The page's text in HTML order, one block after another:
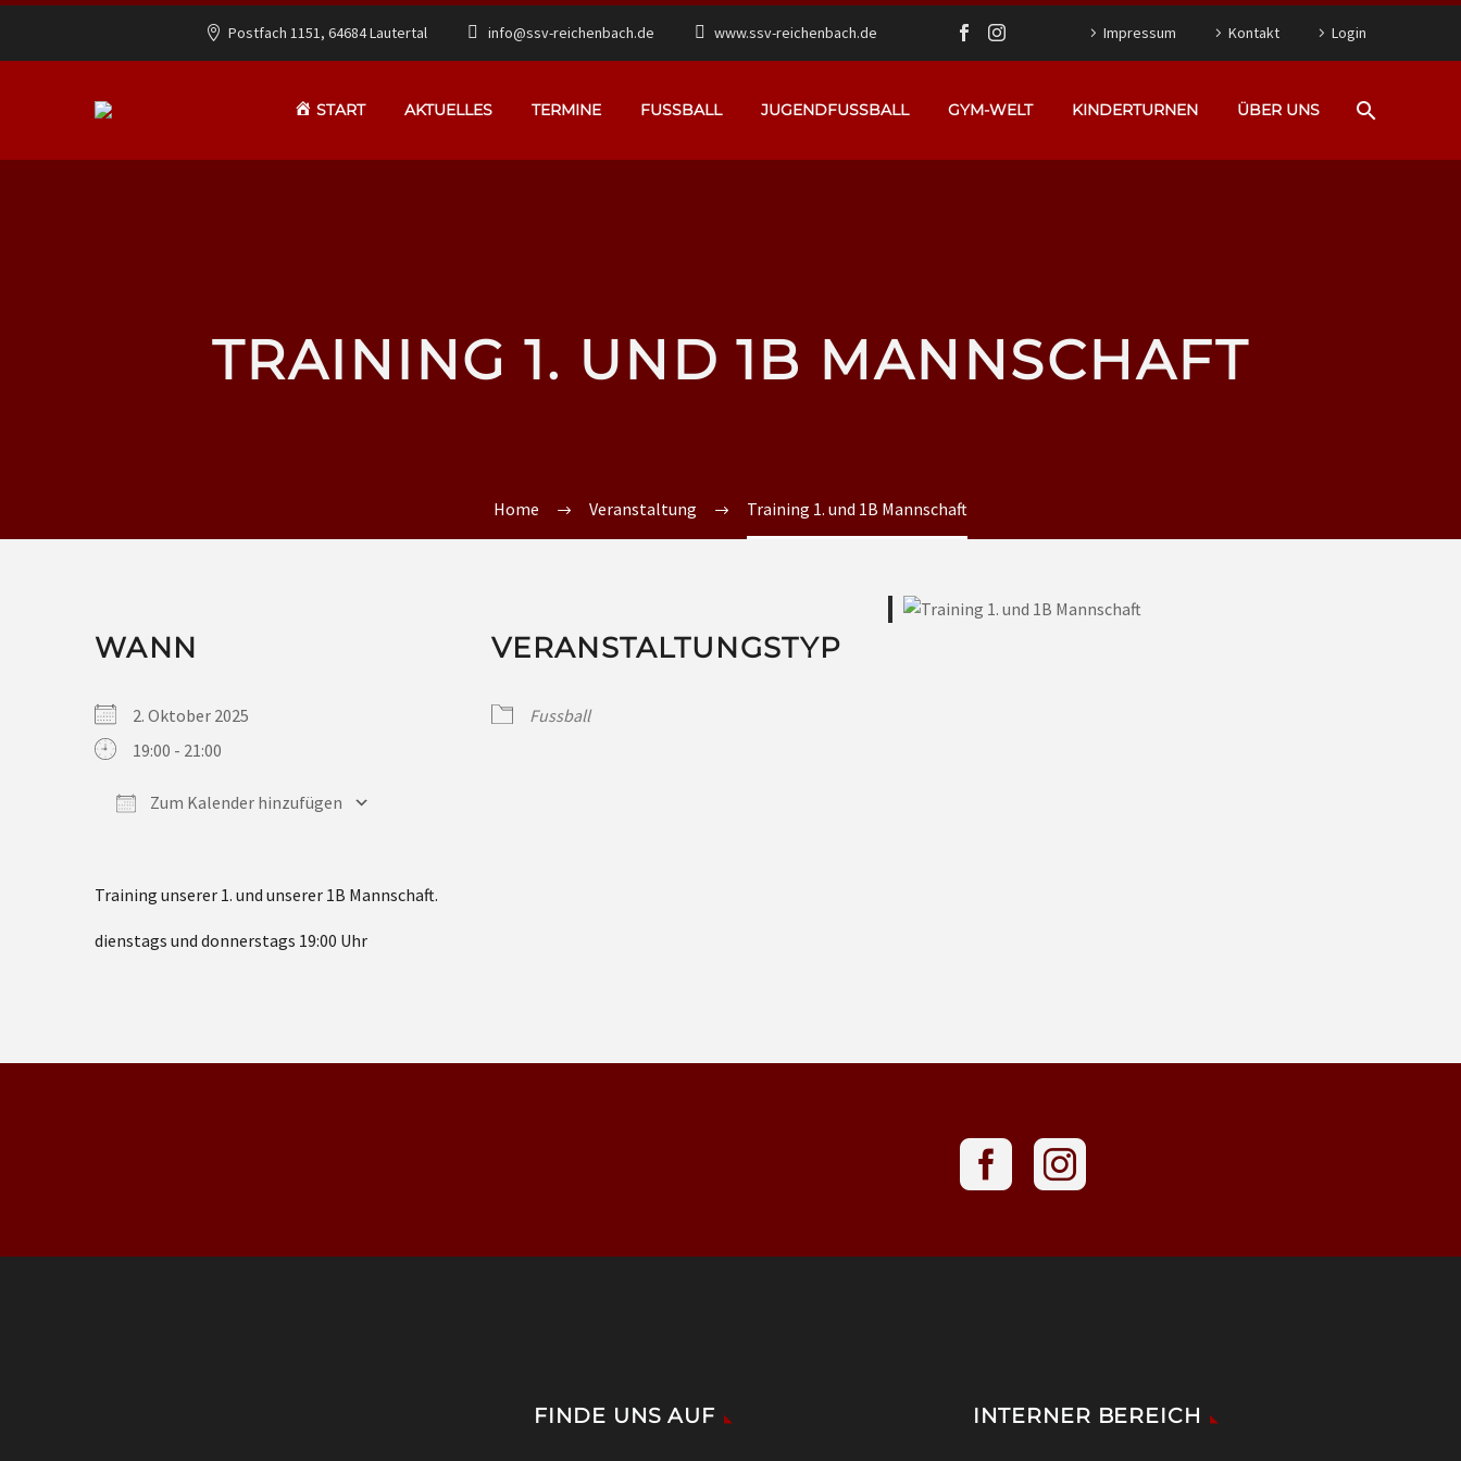
Postfach 1151, 64684 Lautertal info@ssv-reichenbach.de www.ssv-reichenbach.de Impressum Kontakt Login
START AKTUELLES TERMINE FUSSBALL JUGENDFUSSBALL GYM-WELT KINDERTURNEN ÜBER UNS
TRAINING 1. UND 1B MANNSCHAFT
Home Veranstaltung Training 1. und 1B Mannschaft
WANN
2. Oktober 2025
19:00 - 21:00
Zum Kalender hinzufügen
VERANSTALTUNGSTYP
Fussball
Training unserer 1. und unserer 1B Mannschaft.
dienstags und donnerstags 19:00 Uhr
FINDE UNS AUF INTERNER BEREICH